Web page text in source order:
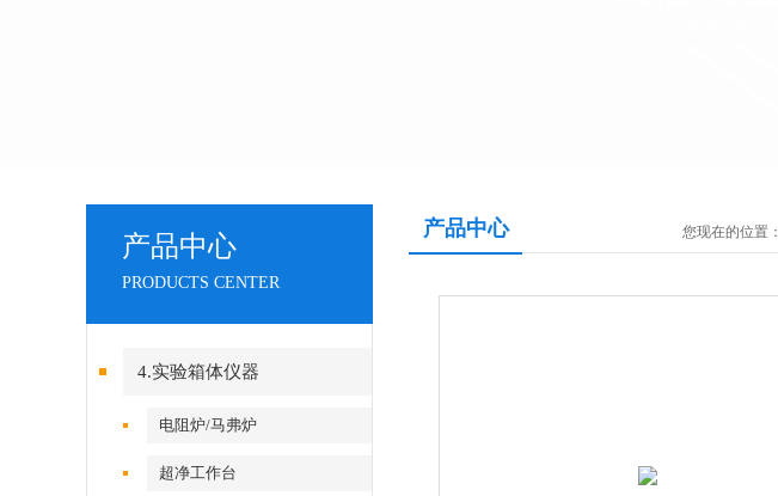
产品中心
PRODUCTS CENTER
4.实验箱体仪器
电阻炉/马弗炉
超净工作台
产品中心 您现在的位置：